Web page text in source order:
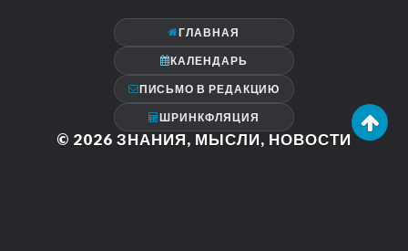
ГЛАВНАЯ
КАЛЕНДАРЬ
ПИСЬМО В РЕДАКЦИЮ
ШРИНКФЛЯЦИЯ
© 2026 ЗНАНИЯ, МЫСЛИ, НОВОСТИ